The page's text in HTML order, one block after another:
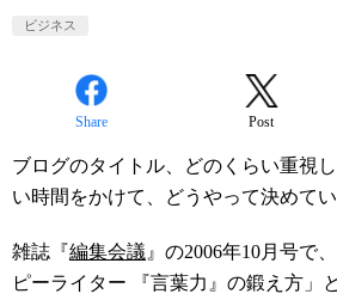
ビジネス
Share Post
ブログのタイトル、どのくらい重視
い時間をかけて、どうやって決めて
雑誌『編集会議 』の2006年10月号で
ピーライター 『言葉力』の鍛え方」